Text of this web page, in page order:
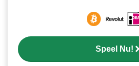
Speel Nu!